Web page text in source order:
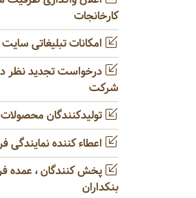
کارخانجات
امکانات تبلیغاتی سایت
درخواست تجدید نظر
شرکت
تولیدکنندگان
اعطاء کننده نمایندگی
پخش کنندگان ، عمده
بنکداران